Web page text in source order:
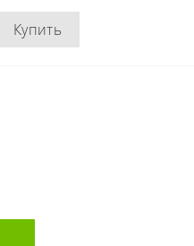
Купить